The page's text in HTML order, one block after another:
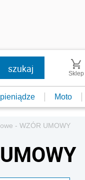
Sklep
Moto
- WZÓR UMOWY